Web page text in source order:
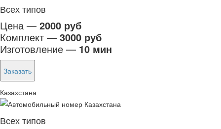
Всех типов
Цена — 2000 руб
Комплект — 3000 руб
Изготовление — 10 мин
Заказать
Казахстана
Всех типов